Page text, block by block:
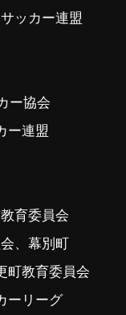
ッカー連盟
ー協会
ー連盟
育委員会
、幕別町
町教育委員会
ーリーグ